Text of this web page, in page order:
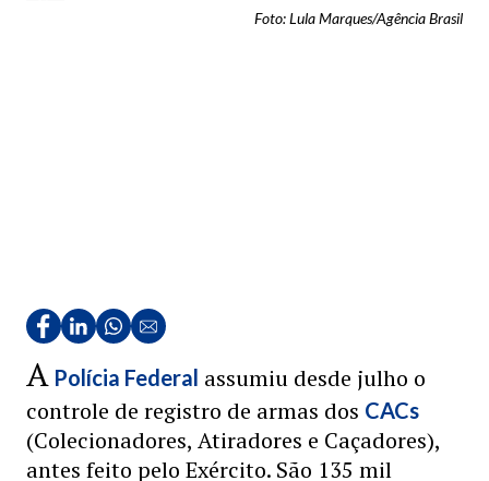
Foto: Lula Marques/Agência Brasil
A Polícia Federal assumiu desde julho o
controle de registro de armas dos CACs
(Colecionadores, Atiradores e Caçadores),
antes feito pelo Exército. São 135 mil